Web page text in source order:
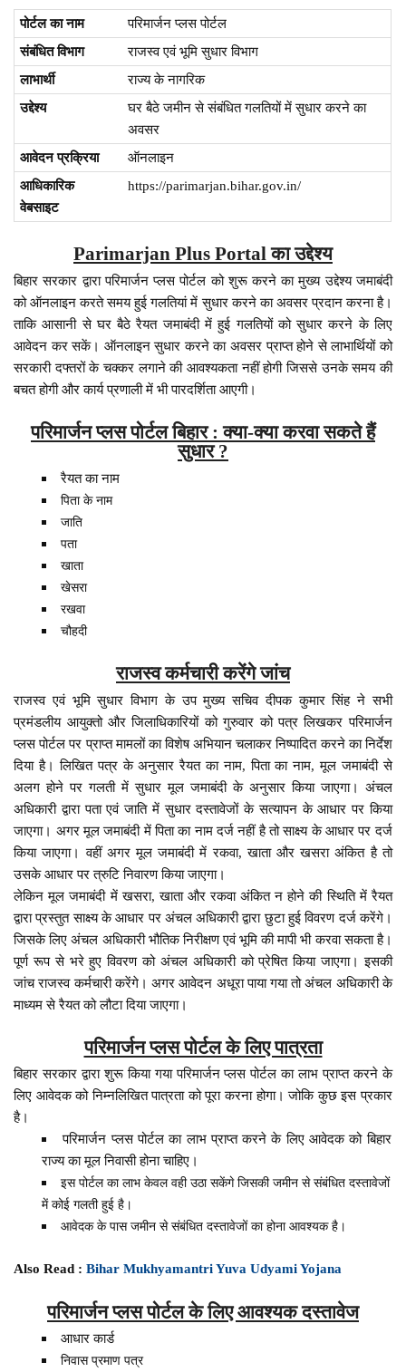
पोर्टल का नाम
परिमार्जन प्लस पोर्टल
संबंधित विभाग
राजस्व एवं भूमि सुधार विभाग
लाभार्थी
राज्य के नागरिक
उद्देश्य
घर बैठे जमीन से संबंधित गलतियों में सुधार करने का
अवसर
आवेदन प्रक्रिया
ऑनलाइन
आधिकारिक
वेबसाइट
https://parimarjan.bihar.gov.in/
Parimarjan Plus Portal का उद्देश्य
बिहार सरकार द्वारा परिमार्जन प्लस पोर्टल को शुरू करने का मुख्य उद्देश्य जमाबंदी
को ऑनलाइन करते समय हुई गलतियां में सुधार करने का अवसर प्रदान करना है।
ताकि आसानी से घर बैठे रैयत जमाबंदी में हुई गलतियों को सुधार करने के लिए
आवेदन कर सकें। ऑनलाइन सुधार करने का अवसर प्राप्त होने से लाभार्थियों को
सरकारी दफ्तरों के चक्कर लगाने की आवश्यकता नहीं होगी जिससे उनके समय की
बचत होगी और कार्य प्रणाली में भी पारदर्शिता आएगी।
परिमार्जन प्लस पोर्टल बिहार : क्या-क्या करवा सकते हैं
सुधार ?
रैयत का नाम
पिता के नाम
जाति
पता
खाता
खेसरा
रखवा
चौहदी
राजस्व कर्मचारी करेंगे जांच
राजस्व एवं भूमि सुधार विभाग के उप मुख्य सचिव दीपक कुमार सिंह ने सभी
प्रमंडलीय आयुक्तो और जिलाधिकारियों को गुरुवार को पत्र लिखकर परिमार्जन
प्लस पोर्टल पर प्राप्त मामलों का विशेष अभियान चलाकर निष्पादित करने का निर्देश
दिया है। लिखित पत्र के अनुसार रैयत का नाम, पिता का नाम, मूल जमाबंदी से
अलग होने पर गलती में सुधार मूल जमाबंदी के अनुसार किया जाएगा। अंचल
अधिकारी द्वारा पता एवं जाति में सुधार दस्तावेजों के सत्यापन के आधार पर किया
जाएगा। अगर मूल जमाबंदी में पिता का नाम दर्ज नहीं है तो साक्ष्य के आधार पर दर्ज
किया जाएगा। वहीं अगर मूल जमाबंदी में रकवा, खाता और खसरा अंकित है तो
उसके आधार पर त्रुटि निवारण किया जाएगा।
लेकिन मूल जमाबंदी में खसरा, खाता और रकवा अंकित न होने की स्थिति में रैयत
द्वारा प्रस्तुत साक्ष्य के आधार पर अंचल अधिकारी द्वारा छुटा हुई विवरण दर्ज करेंगे।
जिसके लिए अंचल अधिकारी भौतिक निरीक्षण एवं भूमि की मापी भी करवा सकता है।
पूर्ण रूप से भरे हुए विवरण को अंचल अधिकारी को प्रेषित किया जाएगा। इसकी
जांच राजस्व कर्मचारी करेंगे। अगर आवेदन अधूरा पाया गया तो अंचल अधिकारी के
माध्यम से रैयत को लौटा दिया जाएगा।
परिमार्जन प्लस पोर्टल के लिए पात्रता
बिहार सरकार द्वारा शुरू किया गया परिमार्जन प्लस पोर्टल का लाभ प्राप्त करने के
लिए आवेदक को निम्नलिखित पात्रता को पूरा करना होगा। जोकि कुछ इस प्रकार
है।
परिमार्जन प्लस पोर्टल का लाभ प्राप्त करने के लिए आवेदक को बिहार
राज्य का मूल निवासी होना चाहिए।
इस पोर्टल का लाभ केवल वही उठा सकेंगे जिसकी जमीन से संबंधित दस्तावेजों
में कोई गलती हुई है।
आवेदक के पास जमीन से संबंधित दस्तावेजों का होना आवश्यक है।
Also Read :Bihar Mukhyamantri Yuva Udyami Yojana
परिमार्जन प्लस पोर्टल के लिए आवश्यक दस्तावेज
आधार कार्ड
निवास प्रमाण पत्र